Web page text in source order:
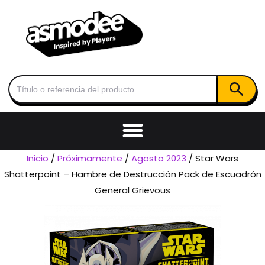
Buscar: Botón de
Inicio /Próximamente /Agosto 2023 / Star Wars
Shatterpoint – Hambre de Destrucción Pack de Escuadrón
General Grievous